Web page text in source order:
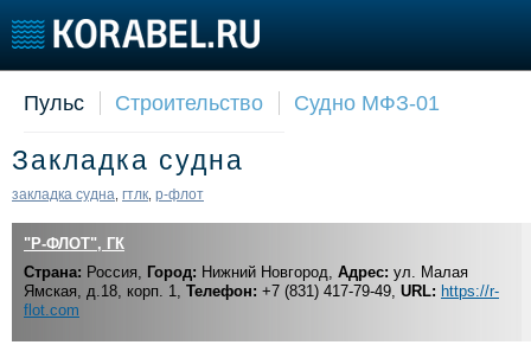
Пульс
Новости
Репутация
Работа
Крюинг
Доска объявлений
Материалы
Услуги
Пульс Строительство Судно МФЗ-01
Закладка судна
закладка судна гтлк р-флот
"Р-ФЛОТ", ГК
Страна: Россия, Город: Нижний Новгород, Адрес: ул. Малая
Ямская, д.18, корп. 1, Телефон: +7 (831) 417-79-49, URL: https://r-
flot.com